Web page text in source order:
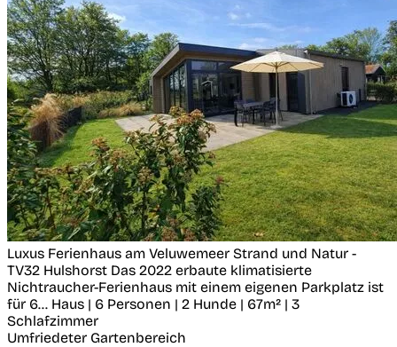
Luxus Ferienhaus am Veluwemeer Strand und Natur -
TV32 Hulshorst Das 2022 erbaute klimatisierte
Nichtraucher-Ferienhaus mit einem eigenen Parkplatz ist
für 6... Haus | 6 Personen | 2 Hunde | 67m² | 3
Schlafzimmer
Umfriedeter Gartenbereich